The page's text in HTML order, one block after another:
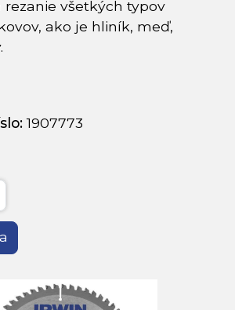
všetkých typov
ako je hliník, meď,
1907773